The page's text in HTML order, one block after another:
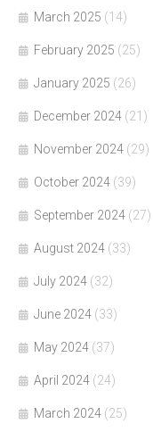
March 2025 (14)
February 2025 (25)
January 2025 (26)
December 2024 (21)
November 2024 (29)
October 2024 (39)
September 2024 (27)
August 2024 (33)
July 2024 (32)
June 2024 (33)
May 2024 (37)
April 2024 (24)
March 2024 (25)